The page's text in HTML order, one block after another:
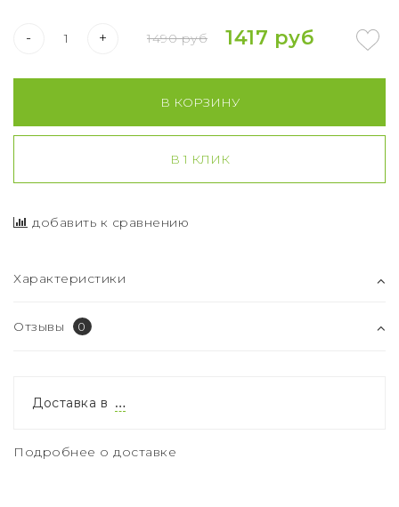
- + 1490 руб 1417 руб
В КОРЗИНУ
В 1 КЛИК
добавить к сравнению
Характеристики
Отзывы 0
Доставка в …
Подробнее о доставке